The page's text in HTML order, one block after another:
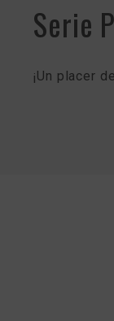
Serie
¡Un placer